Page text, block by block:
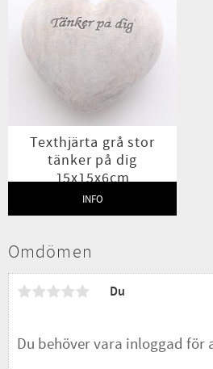
Omdömen
Du
Texthjärta grå stor
tänker på dig
15x15x6cm
INFO